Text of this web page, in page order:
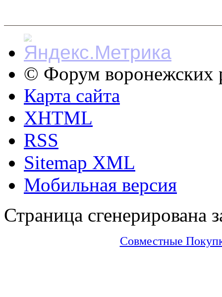
© Форум воронежских
Карта сайта
XHTML
RSS
Sitemap XML
Мобильная версия
Страница сгенерирована
Совместные